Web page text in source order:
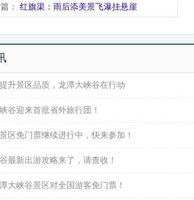
： 红旗渠：雨后添美景飞瀑挂悬崖
升景区品质，龙潭大峡谷在行动
谷迎来首批省外旅行团！
区免门票继续进行中，快来参加！
最新出游攻略来了，请查收！
大峡谷景区对全国游客免门票！